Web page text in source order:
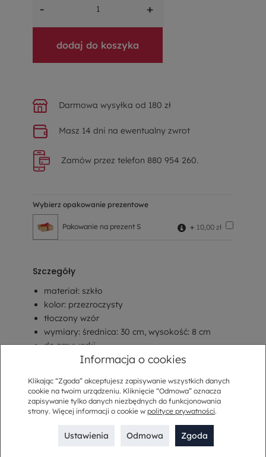
- +
dodaj do koszyka
Darmowa wysyłka od 180 zł
Masz 14 dni na ewentualny zwrot
Zamów przez telefon 880 954 260.
Wybierz opakowanie prezentowe
Pakowanie na prezent S + 10,00 zł
Szczegóły
materiał: szkło
kolor: przezroczysty
tłoczony wzór
wymiary: średnica: 30 cm, wysokość: 8 cm
do zmywarki
Opis
Sposób dostawy
Informacja o cookies
Klikając “Zgoda” akceptujesz zapisywanie wszystkich danych
cookie na twoim urządzeniu. Kliknięcie “Odmowa” oznacza
zapisywanie tylko danych niezbędnych do funkcjonowania
strony. Więcej informacji o cookie w polityce prywatności.
Ustawienia Odmowa Zgoda